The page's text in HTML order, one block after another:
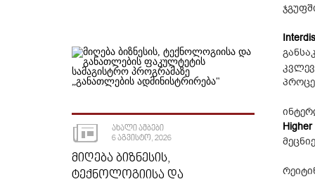
ᲐᲮᲐᲚᲘ ᲐᲛᲑᲔᲑᲘ
6 ᲐᲒᲕᲘᲡᲢᲝ, 2026
ᲛᲘᲦᲔᲑᲐ ᲑᲘᲖᲜᲔᲡᲘᲡ,
ᲢᲔᲥᲜᲝᲚᲝᲒᲘᲘᲡᲐ ᲓᲐ
Higher